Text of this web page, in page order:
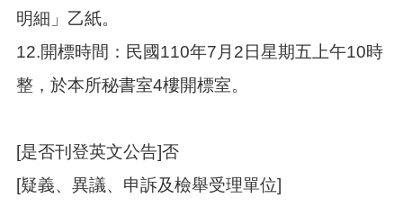
明細」乙紙。
12.開標時間：民國110年7月2日星期五上午10時
整，於本所秘書室4樓開標室。
[是否刊登英文公告]否
[疑義、異議、申訴及檢舉受理單位]